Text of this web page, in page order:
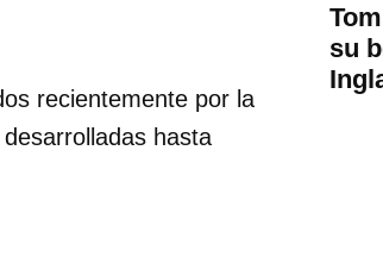
recientemente por la
hasta
su